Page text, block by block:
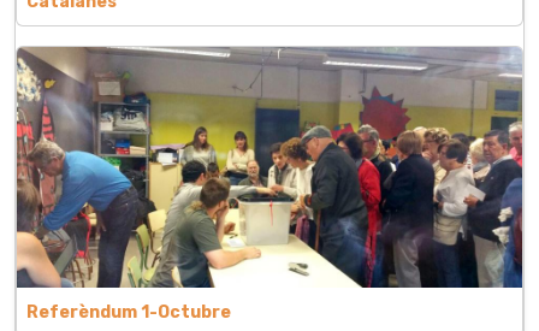
Referèndum 1-Octubre